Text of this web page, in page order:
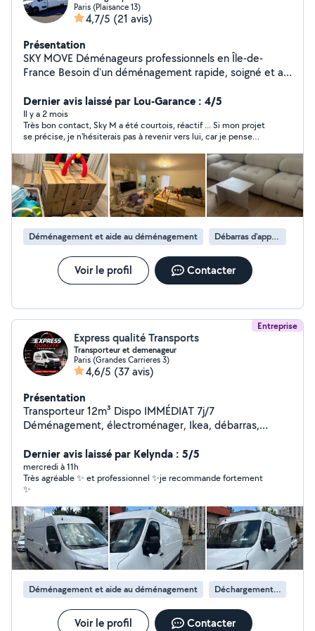
Paris (Plaisance 13)
4,7/5 (21 avis)
Présentation
SKY MOVE Déménageurs professionnels en Île-de-
France Besoin d'un déménagement rapide, soigné et au
équipe de déménageurs professionnels pour tous vos
besoins en Île-de-France. Nos services :
Déménagement de particuliers et professionnels
Chargement et déchargement Manutention de meubles
lourds Débarras Livraison de mobilier et électroménager
Protection de vos biens pendant le transport Pourquoi
nous choisir ? Équipe sérieuse et ponctuelle Travail
soigné Tarifs compétitifs Intervention rapide en Île-de-
France Devis gratuit Contactez-nous dès aujourd'hui
pour obtenir votre devis personnalisé.
Dernier avis laissé par Lou-Garance : 4/5
Il y a 2 mois
Très bon contact, Sky M a été courtois, réactif ... Si mon projet
se précise, je n'hésiterais pas à revenir vers lui, car je pense
avec un bon rapport qualité/prix et respect mutuel.
Déménagement et aide au déménagement Débarras d'appartement
Voir le profil Contacter
Entreprise
Express qualité Transports
Transporteur et demenageur
Paris (Grandes Carrieres 3)
4,6/5 (37 avis)
Présentation
Transporteur 12m³ Dispo IMMÉDIAT 7j/7
Déménagement, électroménager, Ikea, débarras,
(souvent dans l'heure) Aide au chargement possible Prix
correct, travail propre Paris & Île-de-France Réponse en
quelques minutes contactez-moi maintenant
Dernier avis laissé par Kelynda : 5/5
mercredi à 11h
Très agréable ✨ et professionnel ✨je recommande fortement
✨
Déménagement et aide au déménagement Déchargement de camion de déménagement
Voir le profil Contacter